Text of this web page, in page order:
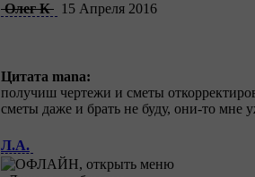
Олег К 15 Апреля 2016
Цитата mana:
получиш чертежи и сметы
сметы даже и брать не буду, они-то мне
Л.А.